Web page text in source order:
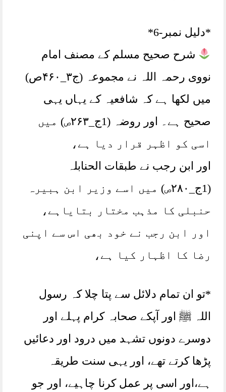
*دلیل نمبر-6*
شرح صحیح مسلم کے مصنف امام
نووی رحمہ اللہ نے مجموعہ (ج۳_۴۶۰ص)
میں لکھا ہے کہ شافعیہ کے یہاں یہی
صحیح ہے۔ اور روضہ (1ج_۲۶۳ص) میں
اسی کو اظہر قرار دیا ہے،
اور ابن رجب نے طبقات الحنابلہ
(1ج_۲۸۰ص) میں اسے وزیر ابن ہبیرہ
حنبلی کا مذہب مختار بتایاہے،
اور ابن رجب نے خود بھی اس سے اپنی
رضا کا اظہار کیا ہے،
*تو ان تمام دلائل سے پتا چلا کہ رسول
اللہ ﷺ اور آپکے صحابہ کرام پہلے اور
دوسرے دونوں تشہد میں درود اور دعائیں
پڑھا کرتے تھے، اور یہی سنت طریقہ
ہے،اور اسی پر عمل کرنا چاہیے، اور جو